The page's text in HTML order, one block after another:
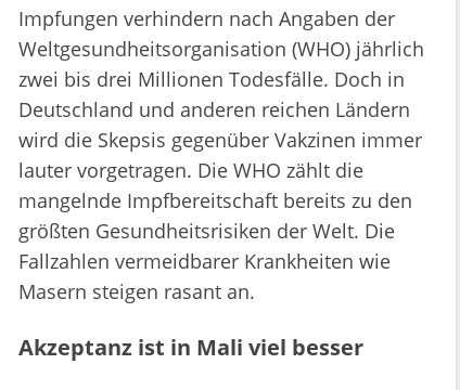
Impfungen verhindern nach Angaben der
Weltgesundheitsorganisation (WHO) jährlich
zwei bis drei Millionen Todesfälle. Doch in
Deutschland und anderen reichen Ländern
wird die Skepsis gegenüber Vakzinen immer
lauter vorgetragen. Die WHO zählt die
mangelnde Impfbereitschaft bereits zu den
größten Gesundheitsrisiken der Welt. Die
Fallzahlen vermeidbarer Krankheiten wie
Masern steigen rasant an.
Akzeptanz ist in Mali viel besser